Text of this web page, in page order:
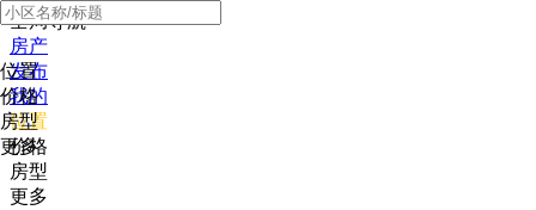
全局导航
房产
发布
我的
位置
价格
房型
更多
位置
价格
房型
更多